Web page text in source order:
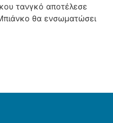
τανγκό αποτέλεσε
θα ενσωματώσει